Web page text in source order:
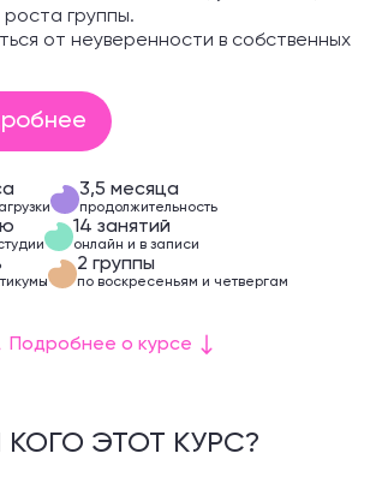
группы.
от неуверенности в собственных
3,5 месяца
продолжительность
14 занятий
онлайн и в записи
2 группы
по воскресеньям и четвергам
Подробнее о курсе
КОГО ЭТОТ КУРС?